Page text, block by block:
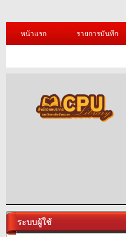
หน้าแรก รายการบันทึก
ระบบผู้ใช้